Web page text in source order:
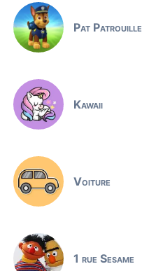
Pat Patrouille
Kawaii
Voiture
1 rue Sesame